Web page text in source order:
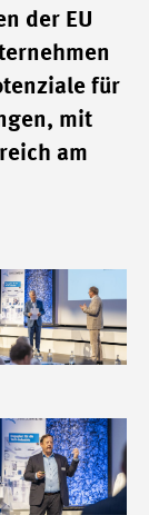
der EU
für
mit
am